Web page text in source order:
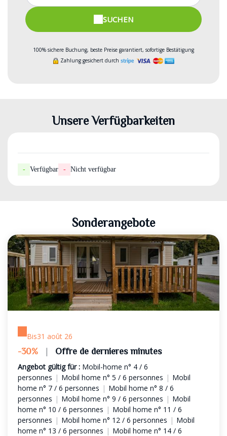
SUCHEN
100% sichere Buchung, beste Preise garantiert, sofortige Bestätigung
Zahlung gesichert durch
Unsere Verfügbarkeiten
- Verfügbar - Nicht verfügbar
Sonderangebote
Bis31 août 26
-30% Offre de dernieres minutes
Angebot gültig für : Mobil-home n° 4 / 6
personnes | Mobil home n° 5 / 6 personnes | Mobil
home n° 7 / 6 personnes | Mobil home n° 8 / 6
personnes | Mobil home n° 9 / 6 personnes | Mobil
home n° 10 / 6 personnes | Mobil home n° 11 / 6
personnes | Mobil home n° 12 / 6 personnes | Mobil
home n° 13 / 6 personnes | Mobil home n° 14 / 6